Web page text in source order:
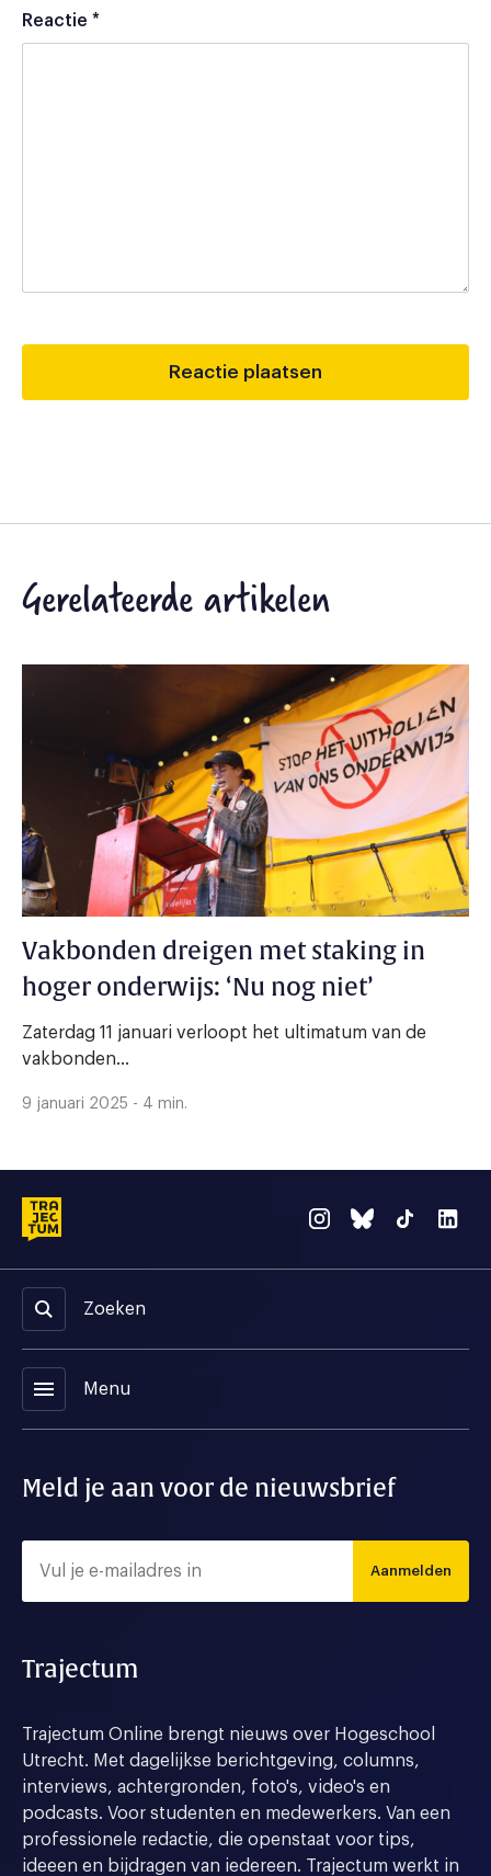
Reactie *
Gerelateerde artikelen
Vakbonden dreigen met staking in
hoger onderwijs: ‘Nu nog niet’
Zaterdag 11 januari verloopt het ultimatum van de
vakbonden...
9 januari 2025 - 4 min.
Zoeken
menu Menu
Meld je aan voor de nieuwsbrief
Aanmelden
Trajectum
Trajectum Online brengt nieuws over Hogeschool
Utrecht. Met dagelijkse berichtgeving, columns,
interviews, achtergronden, foto's, video's en
podcasts. Voor studenten en medewerkers. Van een
professionele redactie, die openstaat voor tips,
ideeen en bijdragen van iedereen. Trajectum werkt in